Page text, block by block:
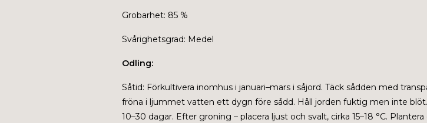
Grobarhet: 85 %
Svårighetsgrad: Medel
Odling:
Såtid: Förkultivera inomhus i januari–mars i såjord. Täck sådden med
fröna i ljummet vatten ett dygn före sådd. Håll jorden fuktig men inte blöt.
10–30 dagar. Efter groning – placera ljust och svalt, cirka 15–18 °C.